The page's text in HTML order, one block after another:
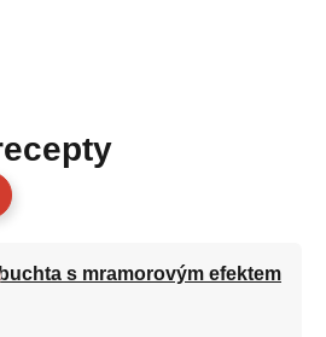
s mramorovým efektem